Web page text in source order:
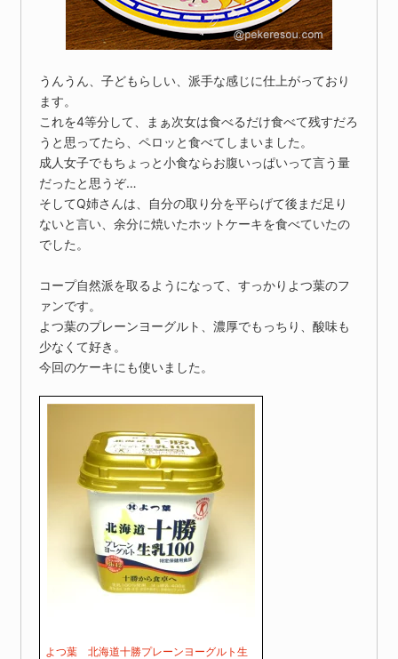
うんうん、子どもらしい、派手な感じに仕上がっており
ます。
これを4等分して、まぁ次女は食べるだけ食べて残すだろ
うと思ってたら、ペロッと食べてしまいました。
成人女子でもちょっと小食ならお腹いっぱいって言う量
だったと思うぞ…
そしてQ姉さんは、自分の取り分を平らげて後まだ足り
ないと言い、余分に焼いたホットケーキを食べていたの
でした。
コープ自然派を取るようになって、すっかりよつ葉のフ
ァンです。
よつ葉のプレーンヨーグルト、濃厚でもっちり、酸味も
少なくて好き。
今回のケーキにも使いました。
よつ葉 北海道十勝プレーンヨーグルト生